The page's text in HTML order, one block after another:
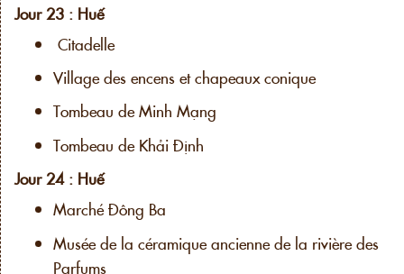
Jour 23 : Huế
Citadelle
Village des encens et chapeaux conique
Tombeau de Minh Mạng
Tombeau de Khải Định
Jour 24 : Huế
Marché Đông Ba
Musée de la céramique ancienne de la rivière des
Parfums